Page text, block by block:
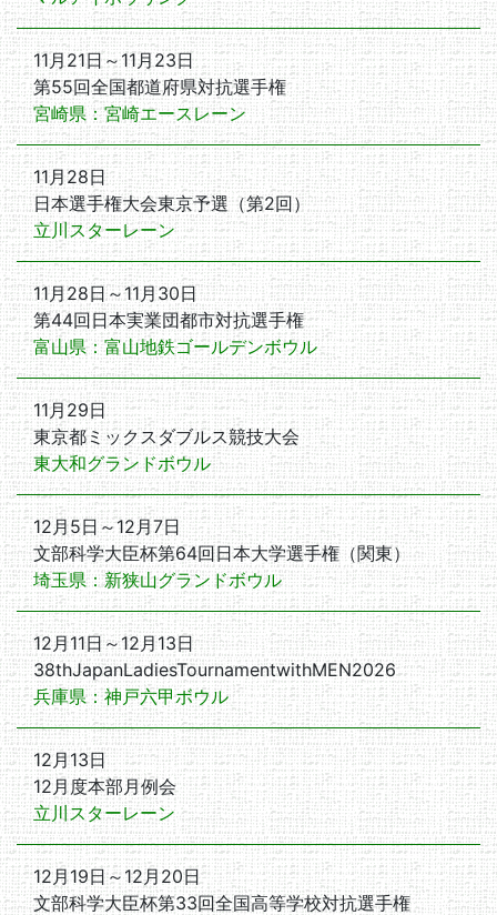
11月21日～11月23日
第55回全国都道府県対抗選手権
宮崎県：宮崎エースレーン
11月28日
日本選手権大会東京予選（第2回）
立川スターレーン
11月28日～11月30日
第44回日本実業団都市対抗選手権
富山県：富山地鉄ゴールデンボウル
11月29日
東京都ミックスダブルス競技大会
東大和グランドボウル
12月5日～12月7日
文部科学大臣杯第64回日本大学選手権（関東）
埼玉県：新狭山グランドボウル
12月11日～12月13日
38thJapanLadiesTournamentwithMEN2026
兵庫県：神戸六甲ボウル
12月13日
12月度本部月例会
立川スターレーン
12月19日～12月20日
文部科学大臣杯第33回全国高等学校対抗選手権